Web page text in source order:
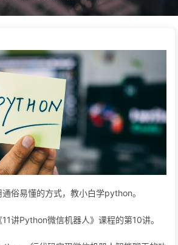
俗易懂的方式，教小白学python。
讲Python微信机器人》课程的第10讲。